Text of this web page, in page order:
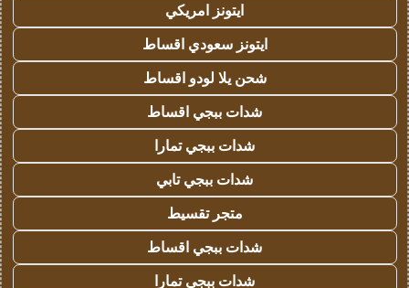
ايتونز امريكي
ايتونز سعودي اقساط
شحن يلا لودو اقساط
شدات ببجي اقساط
شدات ببجي تمارا
شدات ببجي تابي
متجر تقسيط
شدات ببجي اقساط
شدات ببجي تمارا